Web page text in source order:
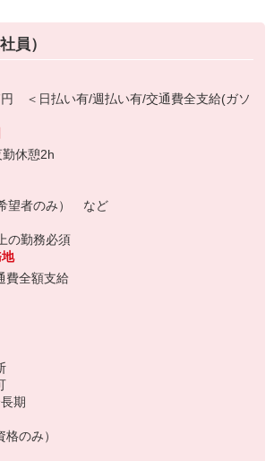
毒
活介助 など
の場合】
＝日収24,306円（深夜手当/残業手当含む）
倍
倍
に夜勤がおすすめです。
たい
方を教えてください◎
員）
＜日払い有/週払い有/交通費全支給(ガソ
休憩2h
望者のみ） など
の勤務必須
費全額支給
期
のみ）